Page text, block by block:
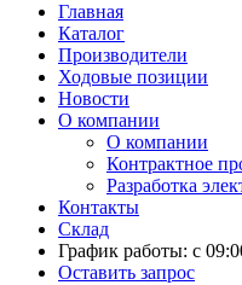
Главная
Каталог
Производители
Ходовые позиции
Новости
О компании
О компании
Контрактное
Разработка
Контакты
Склад
График работы: с
Оставить запрос